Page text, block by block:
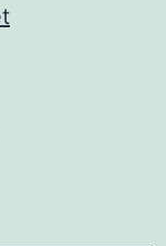
Adıyaman’da